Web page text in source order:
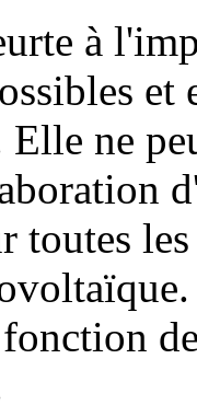
à
et
ne
toutes